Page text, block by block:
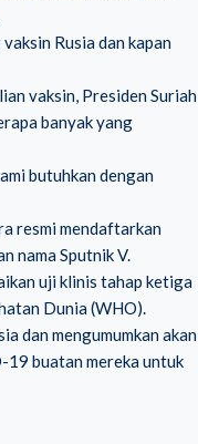
Rusia dan kapan
vaksin, Presiden Suriah
banyak yang
butuhkan dengan
resmi mendaftarkan
nama Sputnik V.
uji klinis tahap ketiga
Dunia (WHO).
dan mengumumkan akan
buatan mereka untuk